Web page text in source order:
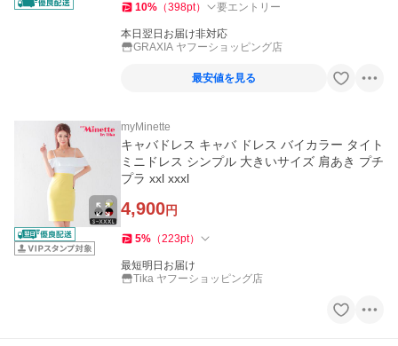
10% （398pt） 要エントリー
本日翌日お届け非対応
GRAXIA ヤフーショッピング店
最安値を見る
myMinette
キャバドレス キャバ ドレス バイカラー タイト
ミニドレス シンプル 大きいサイズ 肩あき プチ
プラ xxl xxxl
4,900円
5% （223pt）
最短明日お届け
Tika ヤフーショッピング店